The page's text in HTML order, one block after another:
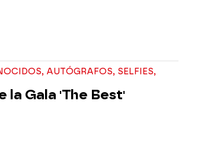
AUTÓGRAFOS, SELFIES,
la Gala 'The Best'